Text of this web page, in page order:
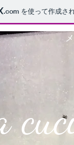
.comを使って作成さ